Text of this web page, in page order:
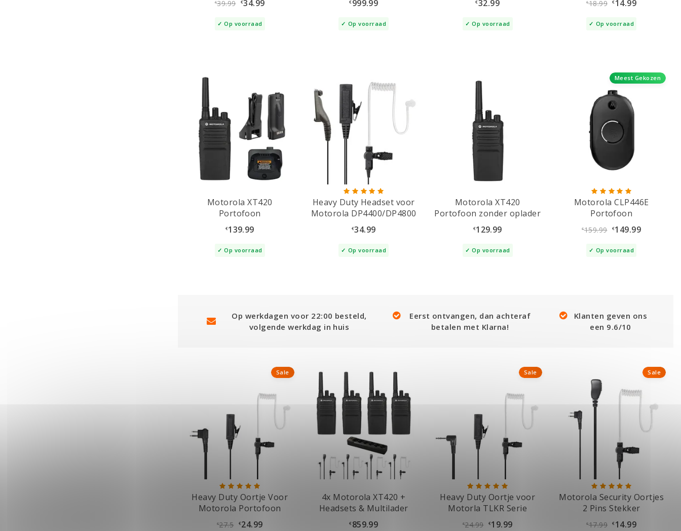
€39.99 €34.99
Op voorraad
€999.99
Op voorraad
€32.99
Op voorraad
€18.99 €14.99
Op voorraad
Motorola XT420
Portofoon
€139.99
Op voorraad
Heavy Duty Headset voor
Motorola DP4400/DP4800
€34.99
Op voorraad
Motorola XT420
Portofoon zonder oplader
€129.99
Op voorraad
Meest Gekozen
Motorola CLP446E
Portofoon
€159.99 €149.99
Op voorraad
Op werkdagen voor 22:00 besteld,
volgende werkdag in huis
Eerst ontvangen, dan achteraf
betalen met Klarna!
Klanten geven ons
een 9.6/10
Sale
Heavy Duty Oortje Voor
Motorola Portofoon
€27.5 €24.99
4x Motorola XT420 +
Headsets & Multilader
€859.99
Sale
Heavy Duty Oortje voor
Motorla TLKR Serie
€24.99 €19.99
Sale
Motorola Security Oortjes
2 Pins Stekker
€17.99 €14.99